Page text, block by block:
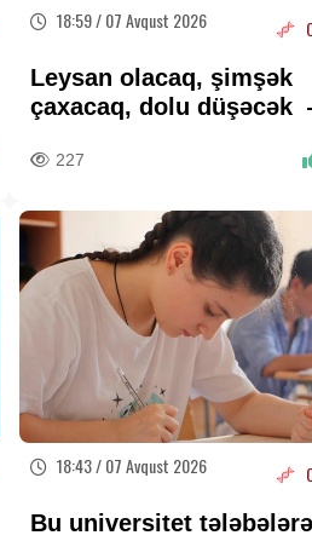
18:59 / 07 Avqust 2026
Leysan olacaq, şimşək
çaxacaq, dolu
227
18:43 / 07 Avqust 2026
Bu universitet tələbələrə